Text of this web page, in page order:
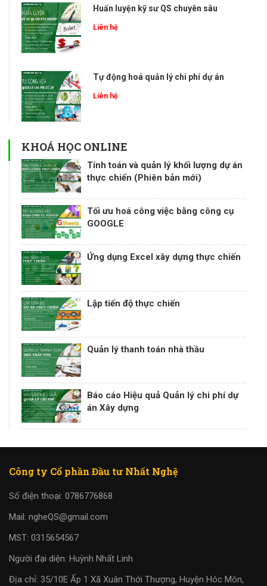
Huấn luyện kỹ sư QS chuyên sâu
Liên hệ
Tự động hoá quản lý chi phí dự án
Liên hệ
KHOÁ HỌC ONLINE
Tính toán và quản lý khối lượng dự án
thực chiến (Phiên bản mới)
Tối ưu hoá công việc bằng công cụ
GOOGLE
Ứng dụng Excel xây dựng thực chiến
Lập tiến độ thực chiến
Quản lý thanh toán nhà thầu
Báo cáo Hiệu quả Quản lý chi phí dự
án Xây dựng
Công ty Cổ phần Đầu tư Nhất Nghệ
Số điện thoại: 0786776868
Mail: ngheQS@gmail.com
MST: 0315654567
Người đại diện: Huỳnh Nhất Linh
Địa chỉ: 35/10E Ấp 1 Xã Xuân Thới Thượng, Huyện Hóc Môn,